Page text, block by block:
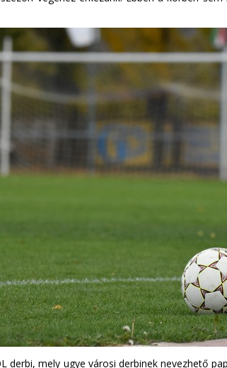
derbi, mely ugye városi derbinek nevezhető